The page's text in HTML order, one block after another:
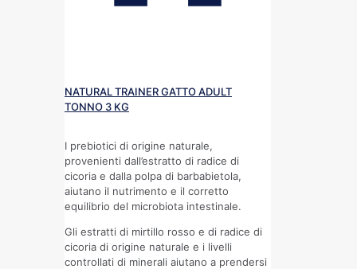
NATURAL TRAINER GATTO ADULT
TONNO 3 KG
I prebiotici di origine naturale,
provenienti dall’estratto di radice di
cicoria e dalla polpa di barbabietola,
aiutano il nutrimento e il corretto
equilibrio del microbiota intestinale.
Gli estratti di mirtillo rosso e di radice di
cicoria di origine naturale e i livelli
controllati di minerali aiutano a prendersi